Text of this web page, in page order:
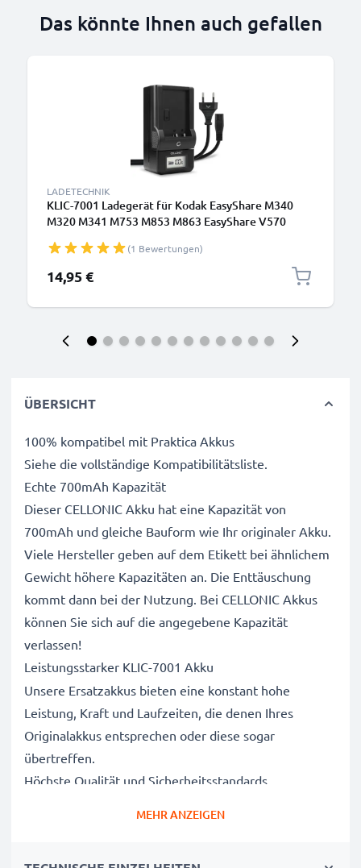
Das könnte Ihnen auch gefallen
LADETECHNIK
KLIC-7001 Ladegerät für Kodak EasyShare M340
M320 M341 M753 M853 M863 EasyShare V570
(1 Bewertungen)
14,95 €
ÜBERSICHT
100% kompatibel mit Praktica Akkus
Siehe die vollständige Kompatibilitätsliste.
Echte 700mAh Kapazität
Dieser CELLONIC Akku hat eine Kapazität von
700mAh und gleiche Bauform wie Ihr originaler Akku.
Viele Hersteller geben auf dem Etikett bei ähnlichem
Gewicht höhere Kapazitäten an. Die Enttäuschung
kommt dann bei der Nutzung. Bei CELLONIC Akkus
können Sie sich auf die angegebene Kapazität
verlassen!
Leistungsstarker KLIC-7001 Akku
Unsere Ersatzakkus bieten eine konstant hohe
Leistung, Kraft und Laufzeiten, die denen Ihres
Originalakkus entsprechen oder diese sogar
übertreffen.
Höchste Qualität und Sicherheitsstandards
MEHR ANZEIGEN